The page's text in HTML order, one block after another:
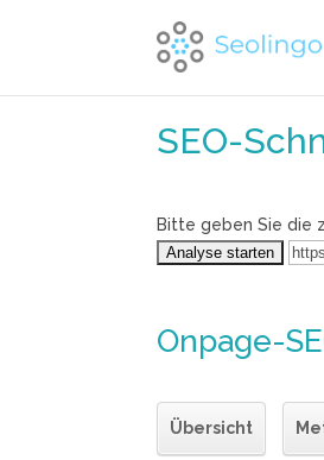
SEO-
Bitte geben Sie die
Onpage-
Übersicht